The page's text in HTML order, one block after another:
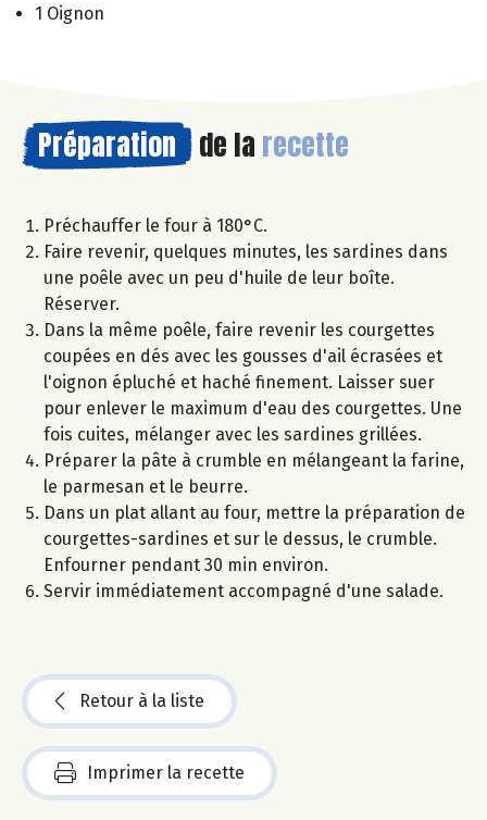
1 Oignon
Préparation de la recette
Préchauffer le four à 180°C.
Faire revenir, quelques minutes, les sardines dans
une poêle avec un peu d'huile de leur boîte.
Réserver.
Dans la même poêle, faire revenir les courgettes
coupées en dés avec les gousses d'ail écrasées et
l'oignon épluché et haché finement. Laisser suer
pour enlever le maximum d'eau des courgettes. Une
fois cuites, mélanger avec les sardines grillées.
Préparer la pâte à crumble en mélangeant la farine,
le parmesan et le beurre.
Dans un plat allant au four, mettre la préparation de
courgettes-sardines et sur le dessus, le crumble.
Enfourner pendant 30 min environ.
Servir immédiatement accompagné d'une salade.
Retour à la liste
Imprimer la recette